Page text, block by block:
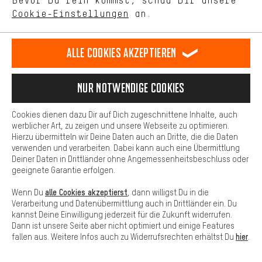
Schlauch oder Tubeless am Fahrrad: Welches
Fahrradschlauch oder Tubeless-Reifen? Butyl, TPU
oder Latex? Welches System das beste für Dich und
Dein Bike ist, erfährst Du hier.
Cookie-Einstellungen an.
unseres Shop-Angebots.
Dein Shopping-Erlebnis wird komfortabler. Mit Komfort-Cookies
stellen wir Verknüpfungen zu Social Media Plattformen her. So
können wir dir weitere nützliche Inhalte und Informationen zur
Verfügung stellen. Zudem hast du die Möglichkeit zusätzliche
Services zu nutzen, die es dir erleichtern die richtigen Produkte zu
finden. Beispielsweise bieten wir eine Chat-Funktion an, damit
Fragen schnell und unkompliziert beantwortet werden können.
Basis
Basis-Cookies gewährleisten, dass Du unsere Webseite
grundsätzlich nutzen kannst.
Alle Cookies akzeptieren
Nur Notwendige Cookies
Cookies dienen dazu Dir auf Dich zugeschnittene Inhalte, auch
werblicher Art, zu zeigen und unsere Webseite zu optimieren.
Hierzu übermitteln wir Deine Daten auch an Dritte, die die Daten
verwenden und verarbeiten. Dabei kann auch eine Übermittlung
Deiner Daten in Drittländer ohne Angemessenheitsbeschluss oder
geeignete Garantie erfolgen.
Wenn Du alle Cookies akzeptierst , dann willigst Du in die
Verarbeitung und Datenübermittlung auch in Drittländer ein. Du
kannst Deine Einwilligung jederzeit für die Zukunft widerrufen.
Dann ist unsere Seite aber nicht optimiert und einige Features
fallen aus. Weitere Infos auch zu Widerrufsrechten erhältst Du hier